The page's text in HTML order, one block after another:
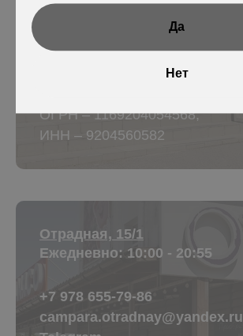
Да
Нет
Telegram
ОГРН – 1169204054568,
ИНН – 9204560582
Отрадная, 15/1
Ежедневно: 10:00 - 20:55
+7 978 655-79-86
campara.otradnay@yandex.ru